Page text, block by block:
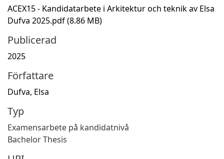
ACEX15 - Kandidatarbete i Arkitektur och teknik av Elsa
Dufva 2025.pdf(8.86 MB)
Publicerad
2025
Författare
Dufva, Elsa
Typ
Examensarbete på kandidatnivå
Bachelor Thesis